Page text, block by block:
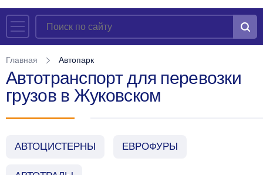
Главная Автопарк
Автотранспорт для перевозки
грузов в Жуковском
АВТОЦИСТЕРНЫ ЕВРОФУРЫ